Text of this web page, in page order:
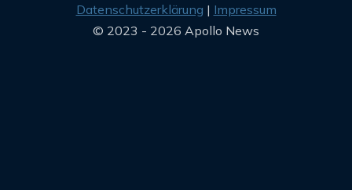
Datenschutzerklärung
Impressum
© 2023 - 2026 Apollo News